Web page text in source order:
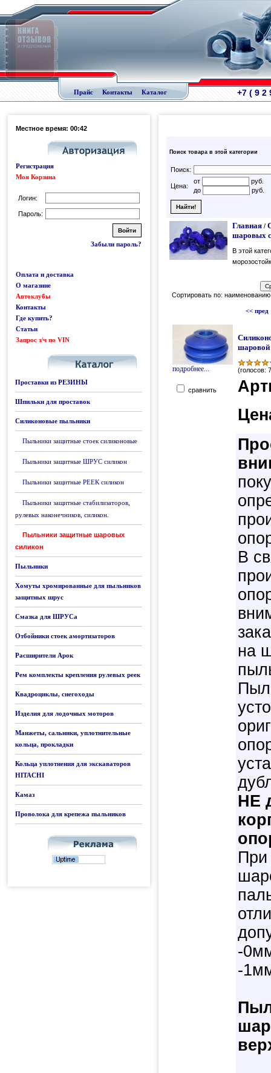
Прайс Контакты Каталог +7 ( 9 2
Местное время: 00:42
Регистрация
Моя Корзина
Логин:
Пароль:
Забыли пароль?
Оплата и доставка
О магазине
Автоклубы
Контакты
Где купить?
Статьи
Запрос з/ч по VIN
Проставки из РЕЗИНЫ
Шпильки для проставок
Силиконовые пыльники
Пыльники защитные стоек силиконовые
Пыльники защитные ШРУС силикон
Пыльники защитные РЕЕК силикон
Пыльники защитные стабилизаторов,
рулевых наконечников, силикон.
Пыльники защитные шаровых
силикон
Пыльники
Хомуты хромированные для пыльников
защитных шрус
Смазка для ШРУСа
Отбойники стоек амортизаторов
Расширители Арок
Рем комплекты крепления рулевых реек
Квадроциклы, снегоходы
Изделия для лодочных моторов
Манжеты, сальники, уплотнительные
кольца, прокладки
Кольца уплотнения для экскаваторов
HITACHI
Камаз
Проволока для крепежа пыльников
Поиск товара в этой категории
Поиск:
Цена:
от
руб.
до
руб.
Главная /
шаровых
В этой
Сортировать по:
<< пред
подробнее...
сравнить
шаровой
(голосов:
В
на
НЕ
При
-
-